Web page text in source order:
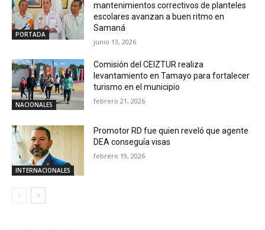
PORTADA
mantenimientos correctivos de planteles
escolares avanzan a buen ritmo en
Samaná
junio 13, 2026
NACIONALES
Comisión del CEIZTUR realiza
levantamiento en Tamayo para fortalecer
turismo en el municipio
febrero 21, 2026
INTERNACIONALES
Promotor RD fue quien reveló que agente
DEA conseguía visas
febrero 19, 2026